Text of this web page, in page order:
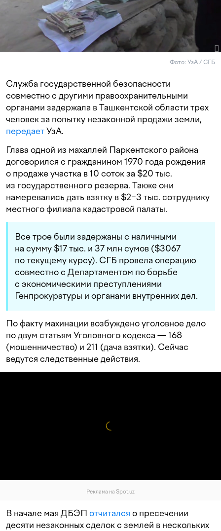
Фото: УзА / СГБ
Служба государственной безопасности
совместно с другими правоохранительными
органами задержала в Ташкентской области трех
человек за попытку незаконной продажи земли,
передаетУзА.
Глава одной из махаллей Паркентского района
договорился с гражданином 1970 года рождения
о продаже участка в 10 соток за $20 тыс.
из государственного резерва. Также они
намеревались дать взятку в $2−3 тыс. сотруднику
местного филиала кадастровой палаты.
Все трое были задержаны с наличными
на сумму $17 тыс. и 37 млн сумов ($3067
по текущему курсу). СГБ провела операцию
совместно с Департаментом по борьбе
с экономическими преступлениями
Генпрокуратуры и органами внутренних дел.
По факту махинации возбуждено уголовное дело
по двум статьям Уголовного кодекса — 168
(мошенничество) и 211 (дача взятки). Сейчас
ведутся следственные действия.
Реклама на Spot.uz
В начале мая ДБЭП отчитался о пресечении
десяти незаконных сделок с землей в нескольких